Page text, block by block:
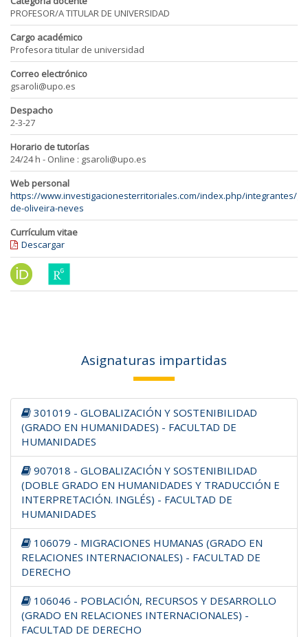
PROFESOR/A TITULAR DE UNIVERSIDAD
Cargo académico
Profesora titular de universidad
Correo electrónico
gsaroli@upo.es
Despacho
2-3-27
Horario de tutorías
24/24 h - Online : gsaroli@upo.es
Web personal
https://www.investigacionesterritoriales.com/index.php/integrantes/
de-oliveira-neves
Currículum vitae
Descargar
Asignaturas impartidas
301019 - GLOBALIZACIÓN Y SOSTENIBILIDAD
(GRADO EN HUMANIDADES) - FACULTAD DE
HUMANIDADES
907018 - GLOBALIZACIÓN Y SOSTENIBILIDAD
(DOBLE GRADO EN HUMANIDADES Y TRADUCCIÓN E
INTERPRETACIÓN. INGLÉS) - FACULTAD DE
HUMANIDADES
106079 - MIGRACIONES HUMANAS (GRADO EN
RELACIONES INTERNACIONALES) - FACULTAD DE
DERECHO
106046 - POBLACIÓN, RECURSOS Y DESARROLLO
(GRADO EN RELACIONES INTERNACIONALES) -
FACULTAD DE DERECHO